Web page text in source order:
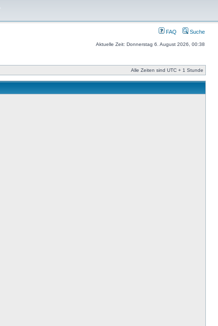
FAQ Suche
Aktuelle Zeit: Donnerstag 6. August 2026, 00:38
Alle Zeiten sind UTC + 1 Stunde